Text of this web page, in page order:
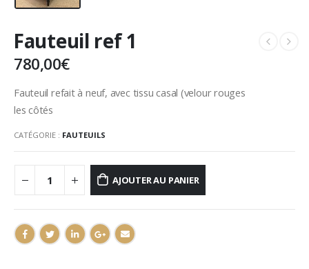
Fauteuil ref 1
780,00€
Fauteuil refait à neuf, avec tissu casal (velour rouges
les côtés
CATÉGORIE : FAUTEUILS
AJOUTER AU PANIER